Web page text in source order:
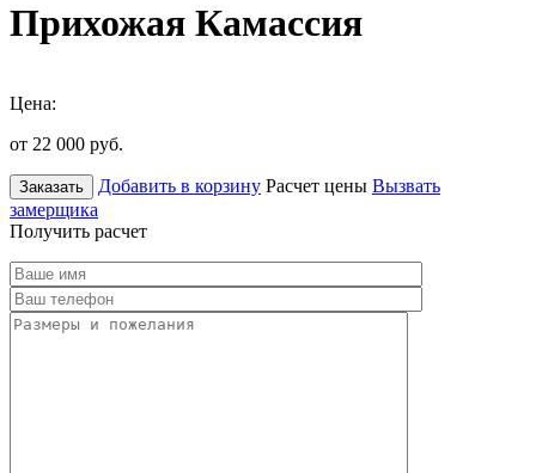
Прихожая Камассия
Цена:
от 22 000 руб.
Заказать Добавить в корзину Расчет цены Вызвать
замерщика
Получить расчет